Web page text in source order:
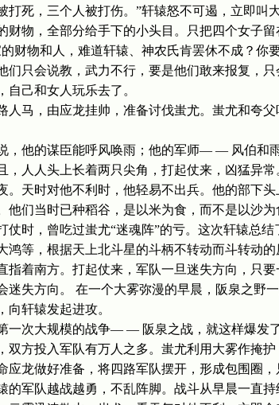
打死，三个人被打伤。”轩辕怒不可遏，立即叫
物，全部分给手下的小头目。只把四个女子留
财物和人，难道轩辕、神农氏肯罢休不成？你
们只会说教，武力不行，要是他们敢来报复，
自己和女人玩乐去了。
马，由应龙挂帅，准备讨伐蚩尤。蚩尤和夸父
他的谋臣能呼风唤雨；他的军师— — 风伯和雨
，人人头上长着两只尖角，打起仗来，凶猛异
。天时对他不利时，他轻易不出兵。他的部下
他们当时已种稻谷，是以米为食，而不是以沙为
时，曾吃过蚩尤“迷魂阵”的亏。这次轩辕总结
鸿等，根据天上北斗星的斗柄不转动而斗转动
指着南方。打起仗来，军队一旦迷失方向，只
迷失方向。 在一个大雾弥漫的早晨，阪泉之野
向轩辕发起进攻。
次大规模的战争— — 阪泉之战，就这样爆发了
方投入军队有万人之多。蚩尤利用大雾作掩护
应龙做好准备，将四路军队摆开，形成包围圈
的军队越战越勇，不乱阵脚。战斗从早晨一直